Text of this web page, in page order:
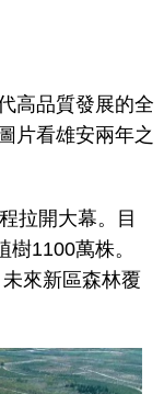
品質發展的全
片看雄安兩年之
拉開大幕。目
樹1100萬株。
來新區森林覆